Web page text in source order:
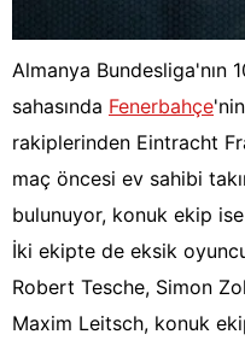
Almanya Bundesliga'nın
sahasında Fenerbahçe
rakiplerinden Eintracht
maç öncesi ev sahibi
bulunuyor, konuk ekip
İki ekipte de eksik
Robert Tesche, Simon
Maxim Leitsch, konuk